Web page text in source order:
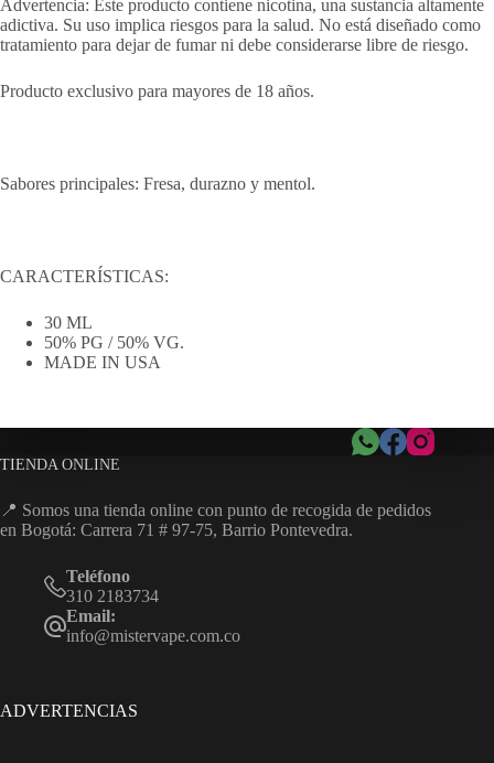
Advertencia: Este producto contiene nicotina, una sustancia altamente
adictiva. Su uso implica riesgos para la salud. No está diseñado como
tratamiento para dejar de fumar ni debe considerarse libre de riesgo.
Producto exclusivo para mayores de 18 años.
Sabores principales: Fresa, durazno y mentol.
CARACTERÍSTICAS:
30 ML
50% PG / 50% VG.
MADE IN USA
TIENDA ONLINE
📍 Somos una tienda online con punto de recogida de pedidos
en Bogotá: Carrera 71 # 97-75, Barrio Pontevedra.
Teléfono
310 2183734
Email:
info@mistervape.com.co
ADVERTENCIAS